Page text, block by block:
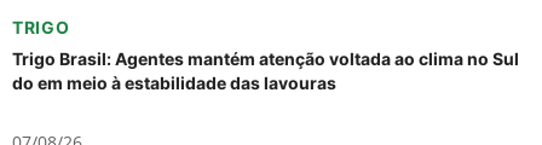
TRIGO
Trigo Brasil: Agentes mantém atenção voltada ao clima no Sul
do em meio à estabilidade das lavouras